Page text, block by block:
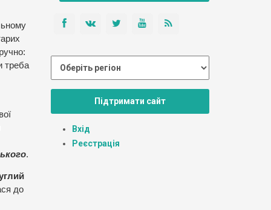
треба
.
до
Підтримати сайт
Вхід
Реєстрація